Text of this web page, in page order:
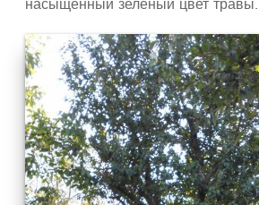
насыщенный зеленый цвет травы.